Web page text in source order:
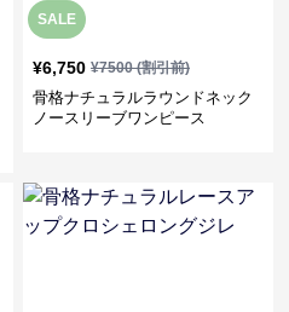
SALE
¥6,750 ¥7500(割引前)
骨格ナチュラルラウンドネック
ノースリーブワンピース